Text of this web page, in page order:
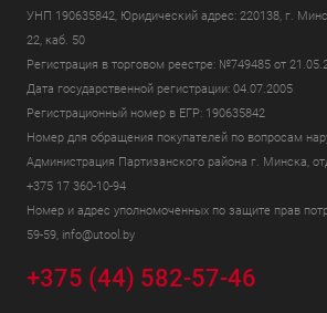
УНП 190635842, Юридический адрес: 220138, г.
22, каб. 50
Регистрация в торговом реестре: №749485 от
Дата государственной регистрации: 04.07.2005
Регистрационный номер в ЕГР: 190635842
Номер для обращения покупателей по вопросам
Администрация Партизанского района г. Минска,
+375 17 360-10-94
Номер и адрес уполномоченных по защите прав
59-59, info@utool.by
+375 (44) 582-57-46